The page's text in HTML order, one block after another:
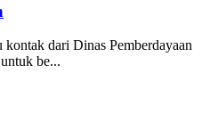
dari Dinas Pemberdayaan
be...